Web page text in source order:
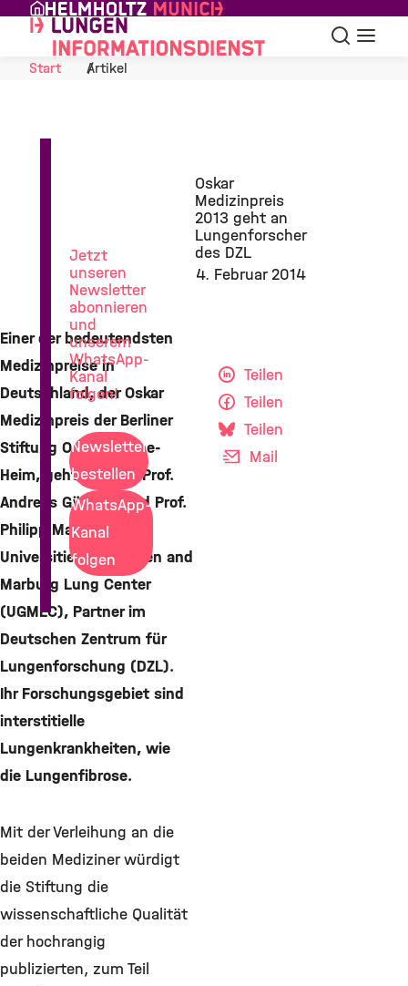
Skip to Content
Suche
Start
Artikel
Oskar
Medizinpreis
2013 geht an
Lungenforscher
des DZL
4. Februar 2014
Einer der bedeutendsten
Medizinpreise in
Deutschland, der Oskar
Medizinpreis der Berliner
Stiftung Oskar-Helene-
Heim, geht 2013 an Prof.
Andreas Günther und Prof.
Philipp Markart vom
Universities of Giessen and
Marburg Lung Center
(UGMLC), Partner im
Deutschen Zentrum für
Lungenforschung (DZL).
Ihr Forschungsgebiet sind
interstitielle
Lungenkrankheiten, wie
die Lungenfibrose.
Mit der Verleihung an die
beiden Mediziner würdigt
die Stiftung die
wissenschaftliche Qualität
der hochrangig
publizierten, zum Teil
Teilen
Teilen
Teilen
Mail
Jetzt
unseren
Newsletter
abonnieren
und
unserem
WhatsApp-
Kanal
folgen!
Newsletter
bestellen
WhatsApp-
Kanal
folgen